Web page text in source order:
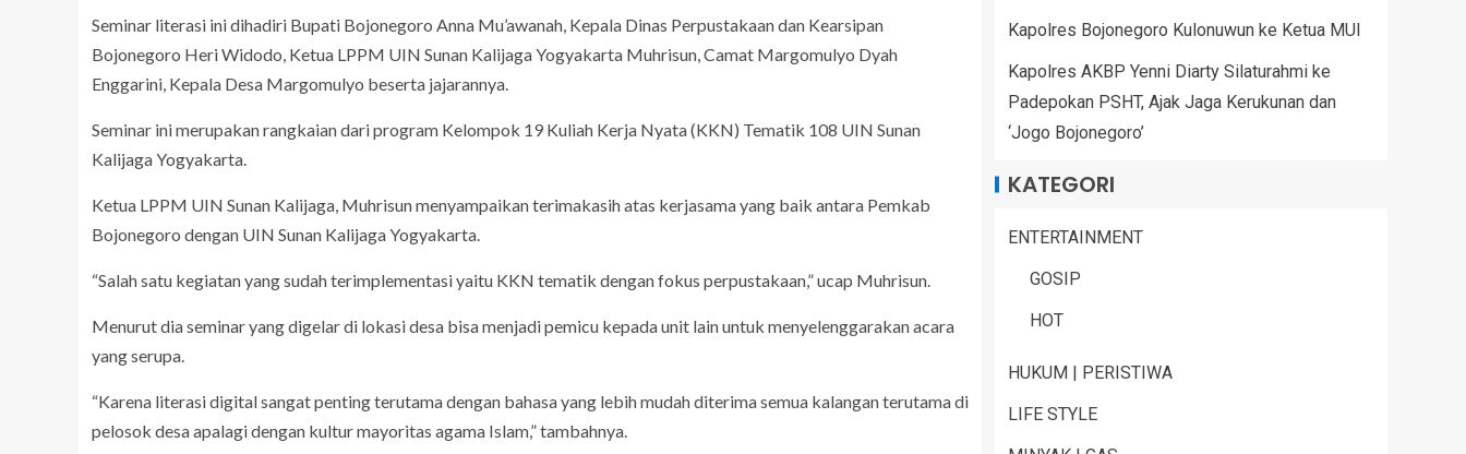
Seminar literasi ini dihadiri Bupati Bojonegoro Anna Mu’awanah, Kepala Dinas Perpustakaan dan Kearsipan
Bojonegoro Heri Widodo, Ketua LPPM UIN Sunan Kalijaga Yogyakarta Muhrisun, Camat Margomulyo Dyah
Enggarini, Kepala Desa Margomulyo beserta jajarannya.
Seminar ini merupakan rangkaian dari program Kelompok 19 Kuliah Kerja Nyata (KKN) Tematik 108 UIN Sunan
Kalijaga Yogyakarta.
Ketua LPPM UIN Sunan Kalijaga, Muhrisun menyampaikan terimakasih atas kerjasama yang baik antara Pemkab
Bojonegoro dengan UIN Sunan Kalijaga Yogyakarta.
“Salah satu kegiatan yang sudah terimplementasi yaitu KKN tematik dengan fokus perpustakaan,” ucap Muhrisun.
Menurut dia seminar yang digelar di lokasi desa bisa menjadi pemicu kepada unit lain untuk menyelenggarakan acara
yang serupa.
“Karena literasi digital sangat penting terutama dengan bahasa yang lebih mudah diterima semua kalangan terutama di
pelosok desa apalagi dengan kultur mayoritas agama Islam,” tambahnya.
Kapolres Bojonegoro Kulonuwun ke Ketua MUI
Kapolres AKBP Yenni Diarty Silaturahmi ke
Padepokan PSHT, Ajak Jaga Kerukunan dan
‘Jogo Bojonegoro’
KATEGORI
ENTERTAINMENT
GOSIP
HOT
HUKUM | PERISTIWA
LIFE STYLE